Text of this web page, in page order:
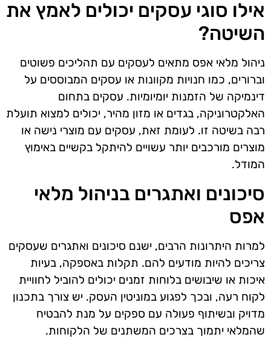
אילו סוגי עסקים יכולים לאמץ את
השיטה?
ניהול מלאי אפס מתאים לעסקים עם תהליכים פשוטים
וברורים, כמו חנויות מקוונות או עסקים המבוססים על
דינמיקה של הזמנות יומיומיות. עסקים בתחום
האלקטרוניקה, בגדים או מזון מהיר, יכולים למצוא תועלת
רבה בשיטה זו. לעומת זאת, עסקים עם מוצרי נישה או
מוצרים מורכבים יותר עשויים להיתקל בקשיים באימוץ
המודל.
סיכונים ואתגרים בניהול מלאי
אפס
למרות היתרונות הרבים, ישנם סיכונים ואתגרים שעסקים
צריכים להיות מודעים להם. תקלות באספקה, בעיות
איכות או שיבושים בלוחות זמנים יכולים להוביל לחוויית
לקוח רעה, ובכך לפגוע במוניטין העסק. יש צורך בתכנון
מדויק ובשיתוף פעולה עם ספקים על מנת להבטיח
שהמלאי יתמוך בצרכים המשתנים של הלקוחות.